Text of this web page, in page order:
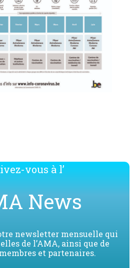
vous à l’
News
newsletter mensuelle qui
de l’AMA, ainsi que de
et partenaires.